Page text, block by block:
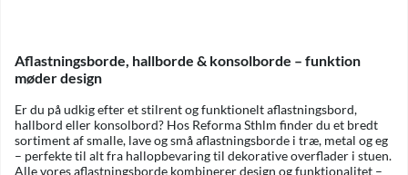
Aflastningsborde, hallborde & konsolborde – funktion
møder design
Er du på udkig efter et stilrent og funktionelt aflastningsbord,
hallbord eller konsolbord? Hos Reforma Sthlm finder du et bredt
sortiment af smalle, lave og små aflastningsborde i træ, metal og eg
– perfekte til alt fra hallopbevaring til dekorative overflader i stuen.
Alle vores aflastningsborde kombinerer design og funktionalitet –